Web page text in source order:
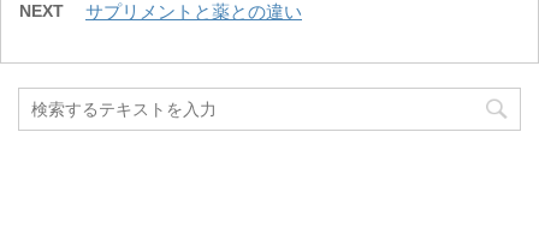
NEXT サプリメントと薬との違い